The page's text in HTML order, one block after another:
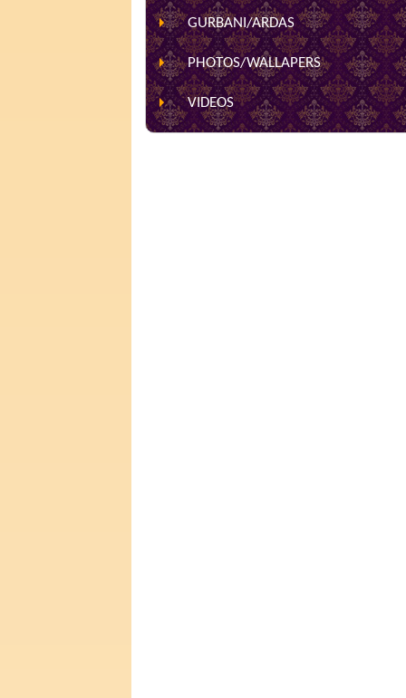
GURBANI/ARDAS
PHOTOS/WALLAPERS
VIDEOS